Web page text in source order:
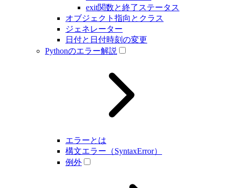
exit関数と終了ステータス
オブジェクト指向とクラス
ジェネレーター
日付と日付時刻の変更
Pythonのエラー解説
エラーとは
構文エラー（SyntaxError）
例外